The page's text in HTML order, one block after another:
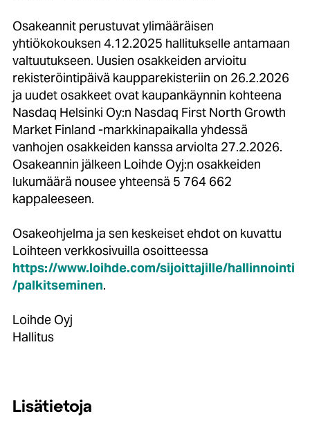
Osakeannit perustuvat ylimääräisen
yhtiökokouksen 4.12.2025 hallitukselle antamaan
valtuutukseen. Uusien osakkeiden arvioitu
rekisteröintipäivä kaupparekisteriin on 26.2.2026
ja uudet osakkeet ovat kaupankäynnin kohteena
Nasdaq Helsinki Oy:n Nasdaq First North Growth
Market Finland -markkinapaikalla yhdessä
vanhojen osakkeiden kanssa arviolta 27.2.2026.
Osakeannin jälkeen Loihde Oyj:n osakkeiden
lukumäärä nousee yhteensä 5 764 662
kappaleeseen.
Osakeohjelma ja sen keskeiset ehdot on kuvattu
Loihteen verkkosivuilla osoitteessa
https://www.loihde.com/sijoittajille/hallinnointi
/palkitseminen.
Loihde Oyj
Hallitus
Lisätietoja